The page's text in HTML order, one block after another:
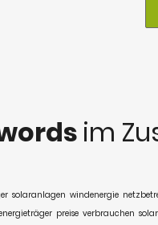
im
solaranlagen windenergie
preise verbrauchen